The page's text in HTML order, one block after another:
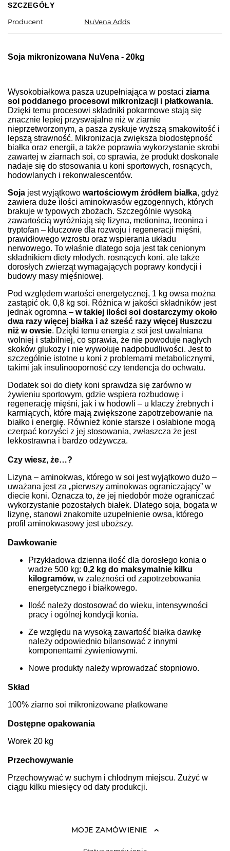
SZCZEGÓŁY
Producent
NuVena Adds
Soja mikronizowana NuVena - 20kg
Wysokobiałkowa pasza uzupełniająca w postaci ziarna
soi poddanego procesowi mikronizacji i płatkowania.
Dzięki temu procesowi składniki pokarmowe stają się
znacznie lepiej przyswajalne niż w ziarnie
nieprzetworzonym, a pasza zyskuje wyższą smakowitość i
lepszą strawność. Mikronizacja zwiększa biodostępność
białka oraz energii, a także poprawia wykorzystanie skrobi
zawartej w ziarnach soi, co sprawia, że produkt doskonale
nadaje się do stosowania u koni sportowych, rosnących,
hodowlanych i rekonwalescentów.
Soja jest wyjątkowo wartościowym źródłem białka, gdyż
zawiera duże ilości aminokwasów egzogennych, których
brakuje w typowych zbożach. Szczególnie wysoką
zawartością wyróżniają się lizyna, metionina, treonina i
tryptofan – kluczowe dla rozwoju i regeneracji mięśni,
prawidłowego wzrostu oraz wspierania układu
nerwowego. To właśnie dlatego soja jest tak cenionym
składnikiem diety młodych, rosnących koni, ale także
dorosłych zwierząt wymagających poprawy kondycji i
budowy masy mięśniowej.
Pod względem wartości energetycznej, 1 kg owsa można
zastąpić ok. 0,8 kg soi. Różnica w jakości składników jest
jednak ogromna – w takiej ilości soi dostarczymy około
dwa razy więcej białka i aż sześć razy więcej tłuszczu
niż w owsie. Dzięki temu energia z soi jest uwalniana
wolniej i stabilniej, co sprawia, że nie powoduje nagłych
skoków glukozy i nie wywołuje nadpobudliwości. Jest to
szczególnie istotne u koni z problemami metabolicznymi,
takimi jak insulinooporność czy tendencja do ochwatu.
Dodatek soi do diety koni sprawdza się zarówno w
żywieniu sportowym, gdzie wspiera rozbudowę i
regenerację mięśni, jak i w hodowli – u klaczy źrebnych i
karmiących, które mają zwiększone zapotrzebowanie na
białko i energię. Również konie starsze i osłabione mogą
czerpać korzyści z jej stosowania, zwłaszcza że jest
lekkostrawna i bardzo odżywcza.
Czy wiesz, że…?
Lizyna – aminokwas, którego w soi jest wyjątkowo dużo –
uważana jest za „pierwszy aminokwas ograniczający” w
diecie koni. Oznacza to, że jej niedobór może ograniczać
wykorzystanie pozostałych białek. Dlatego soja, bogata w
lizynę, stanowi znakomite uzupełnienie owsa, którego
profil aminokwasowy jest uboższy.
Dawkowanie
Przykładowa dzienna ilość dla dorosłego konia o
wadze 500 kg: 0,2 kg do maksymalnie kilku
kilogramów, w zależności od zapotrzebowania
energetycznego i białkowego.
Ilość należy dostosować do wieku, intensywności
pracy i ogólnej kondycji konia.
Ze względu na wysoką zawartość białka dawkę
należy odpowiednio bilansować z innymi
komponentami żywieniowymi.
Nowe produkty należy wprowadzać stopniowo.
Skład
100% ziarno soi mikronizowane płatkowane
Dostępne opakowania
Worek 20 kg
Przechowywanie
Przechowywać w suchym i chłodnym miejscu. Zużyć w
ciągu kilku miesięcy od daty produkcji.
MOJE ZAMÓWIENIE